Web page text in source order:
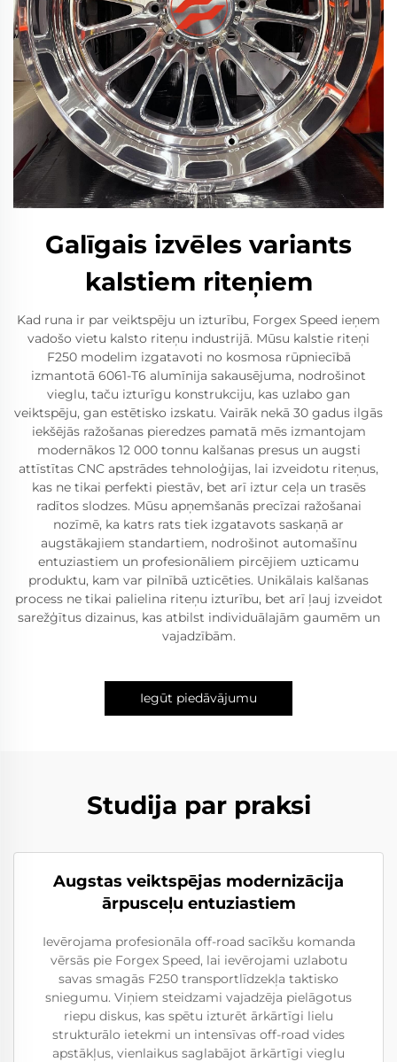
Galīgais izvēles variants
kalstiem riteņiem
Kad runa ir par veiktspēju un izturību, Forgex Speed ieņem
vadošo vietu kalsto riteņu industrijā. Mūsu kalstie riteņi
F250 modelim izgatavoti no kosmosa rūpniecībā
izmantotā 6061-T6 alumīnija sakausējuma, nodrošinot
vieglu, taču izturīgu konstrukciju, kas uzlabo gan
veiktspēju, gan estētisko izskatu. Vairāk nekā 30 gadus ilgās
iekšējās ražošanas pieredzes pamatā mēs izmantojam
modernākos 12 000 tonnu kalšanas presus un augsti
attīstītas CNC apstrādes tehnoloģijas, lai izveidotu riteņus,
kas ne tikai perfekti piestāv, bet arī iztur ceļa un trasēs
radītos slodzes. Mūsu apņemšanās precīzai ražošanai
nozīmē, ka katrs rats tiek izgatavots saskaņā ar
augstākajiem standartiem, nodrošinot automašīnu
entuziastiem un profesionāliem pircējiem uzticamu
produktu, kam var pilnībā uzticēties. Unikālais kalšanas
process ne tikai palielina riteņu izturību, bet arī ļauj izveidot
sarežģītus dizainus, kas atbilst individuālajām gaumēm un
vajadzībām.
Iegūt piedāvājumu
Studija par praksi
Augstas veiktspējas modernizācija
ārpusceļu entuziastiem
Ievērojama profesionāla off-road sacīkšu komanda
vērsās pie Forgex Speed, lai ievērojami uzlabotu
savas smagās F250 transportlīdzekļa taktisko
sniegumu. Viņiem steidzami vajadzēja pielāgotus
riepu diskus, kas spētu izturēt ārkārtīgi lielu
strukturālo ietekmi un intensīvas off-road vides
apstākļus, vienlaikus saglabājot ārkārtīgi vieglu